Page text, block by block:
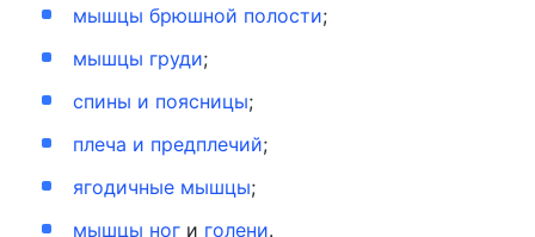
мышцы брюшной полости;
мышцы груди;
спины и поясницы;
плеча и предплечий;
ягодичные мышцы;
мышцы ноги голени.